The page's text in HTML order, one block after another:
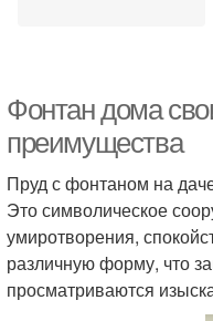
Фонтан дома
преимущества
Пруд с фонтаном на
Это символическое
умиротворения,
различную форму, что
просматриваются